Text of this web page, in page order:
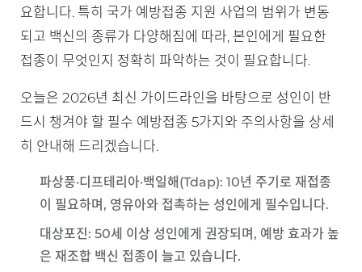
요합니다. 특히 국가 예방접종 지원 사업의 범위가 변동
되고 백신의 종류가 다양해짐에 따라, 본인에게 필요한
접종이 무엇인지 정확히 파악하는 것이 필요합니다.
오늘은 2026년 최신 가이드라인을 바탕으로 성인이 반
드시 챙겨야 할 필수 예방접종 5가지와 주의사항을 상세
히 안내해 드리겠습니다.
파상풍·디프테리아·백일해(Tdap): 10년 주기로 재접종
이 필요하며, 영유아와 접촉하는 성인에게 필수입니다.
대상포진: 50세 이상 성인에게 권장되며, 예방 효과가 높
은 재조합 백신 접종이 늘고 있습니다.